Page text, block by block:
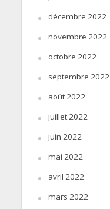
décembre 2022
novembre 2022
octobre 2022
septembre 2022
août 2022
juillet 2022
juin 2022
mai 2022
avril 2022
mars 2022